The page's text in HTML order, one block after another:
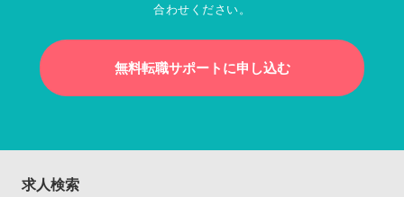
合わせください。
無料転職サポートに申し込む
求人検索